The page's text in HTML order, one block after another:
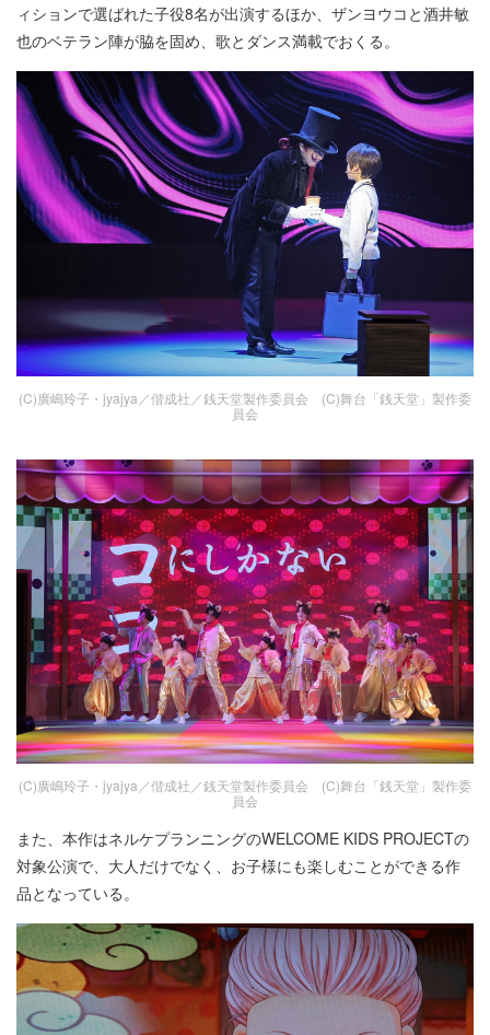
ィションで選ばれた子役8名が出演するほか、ザンヨウコと酒井敏
也のベテラン陣が脇を固め、歌とダンス満載でおくる。
(C)廣嶋玲子・jyajya／偕成社／銭天堂製作委員会 (C)舞台「銭天堂」製作委
員会
(C)廣嶋玲子・jyajya／偕成社／銭天堂製作委員会 (C)舞台「銭天堂」製作委
員会
また、本作はネルケプランニングのWELCOME KIDS PROJECTの
対象公演で、大人だけでなく、お子様にも楽しむことができる作
品となっている。